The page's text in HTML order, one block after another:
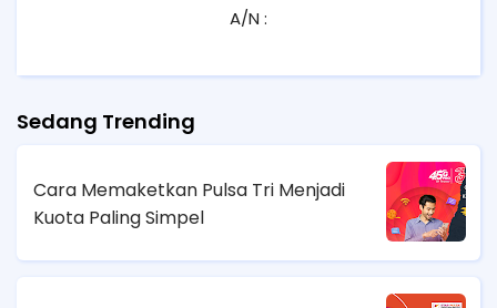
A/N :
Sedang Trending
Cara Memaketkan Pulsa Tri Menjadi
Kuota Paling Simpel